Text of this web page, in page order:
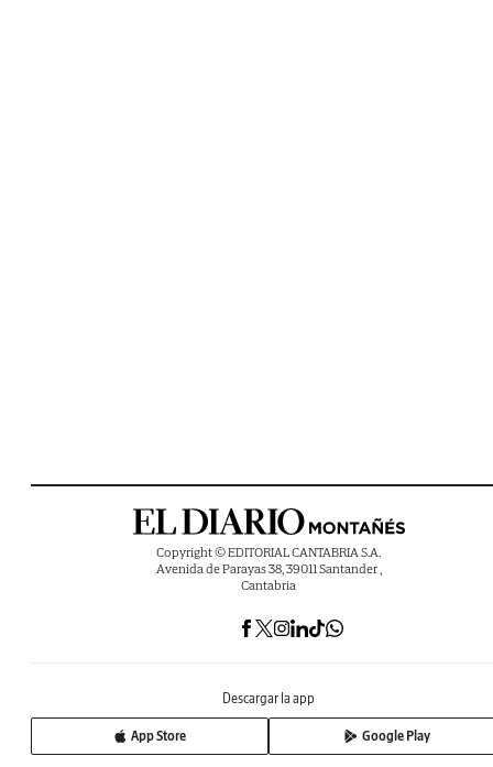
Copyright © EDITORIAL CANTABRIA S.A.
Avenida de Parayas 38, 39011 Santander ,
Cantabria
Descargar la app
App Store Google Play